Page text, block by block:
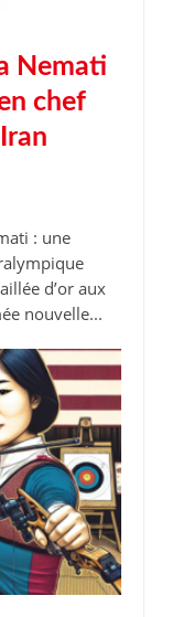
Nemati
chef
: une
d’or aux
nouvelle...